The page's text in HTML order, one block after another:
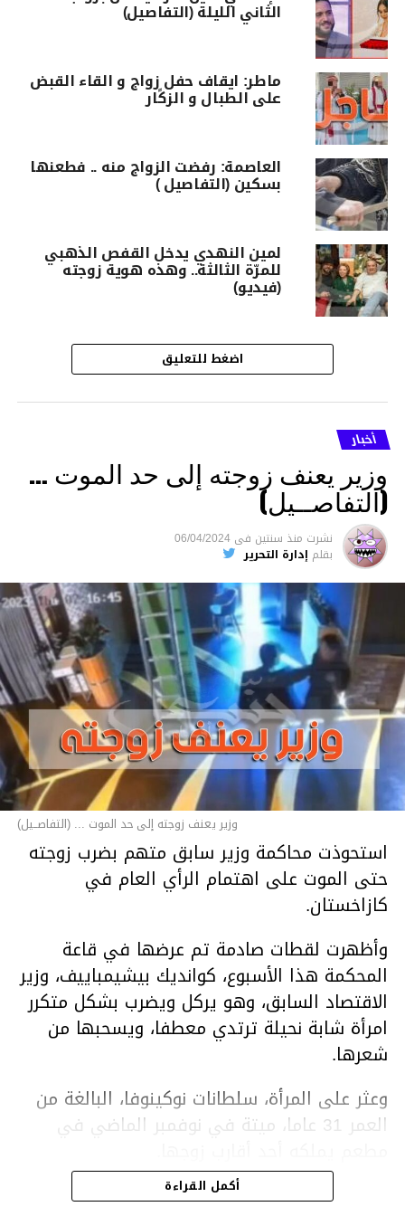
الثاني الليلة (التفاصيل)
ماطر: ‏ايقاف ‏حفل ‏زواج ‏و ‏القاء القبض
‏على الطبال ‏و ‏الزكًار
العاصمة: رفضت الزواج منه .. فطعنها
بسكين (التفاصيل )
لمين النهدي يدخل القفص الذهبي
للمرّة الثالثة.. وهذه هوية زوجته
(فيديو)
اضغط للتعليق
أخبار
وزير يعنف زوجته إلى حد الموت …
(التفاصــيل)
نشرت منذ سنتين فى 06/04/2024
بقلم إدارة التحرير
وزير يعنف زوجته إلى حد الموت ... (التفاصــيل)
استحوذت محاكمة وزير سابق متهم بضرب زوجته
حتى الموت على اهتمام الرأي العام في
كازاخستان.
وأظهرت لقطات صادمة تم عرضها في قاعة
المحكمة هذا الأسبوع، كوانديك بيشيمباييف، وزير
الاقتصاد السابق، وهو يركل ويضرب بشكل متكرر
امرأة شابة نحيلة ترتدي معطفا، ويسحبها من
شعرها.
وعثر على المرأة، سلطانات نوكينوفا، البالغة من
العمر 31 عاما، ميتة في نوفمبر الماضي في
ووفقا لتقرير الطبيب الشرعي، توفيت نوكينوفا
أكمل القراءة